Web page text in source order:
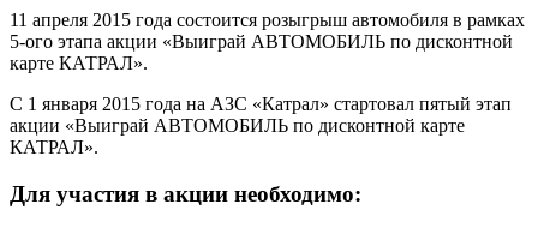
11 апреля 2015 года состоится розыгрыш автомобиля в рамках
5-ого этапа акции «Выиграй АВТОМОБИЛЬ по дисконтной
карте КАТРАЛ».
C 1 января 2015 года на АЗС «Катрал» стартовал пятый этап
акции «Выиграй АВТОМОБИЛЬ по дисконтной карте
КАТРАЛ».
Для участия в акции необходимо: